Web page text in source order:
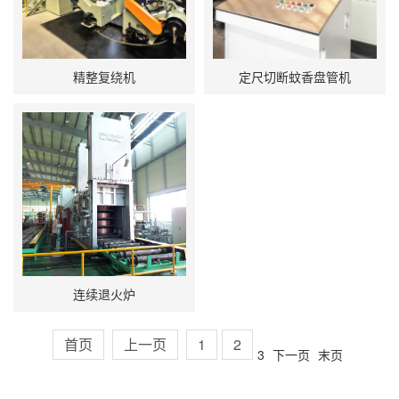
精整复绕机 定尺切断蚊香盘管机
连续退火炉
首页 上一页 1 2 3 下一页 末页